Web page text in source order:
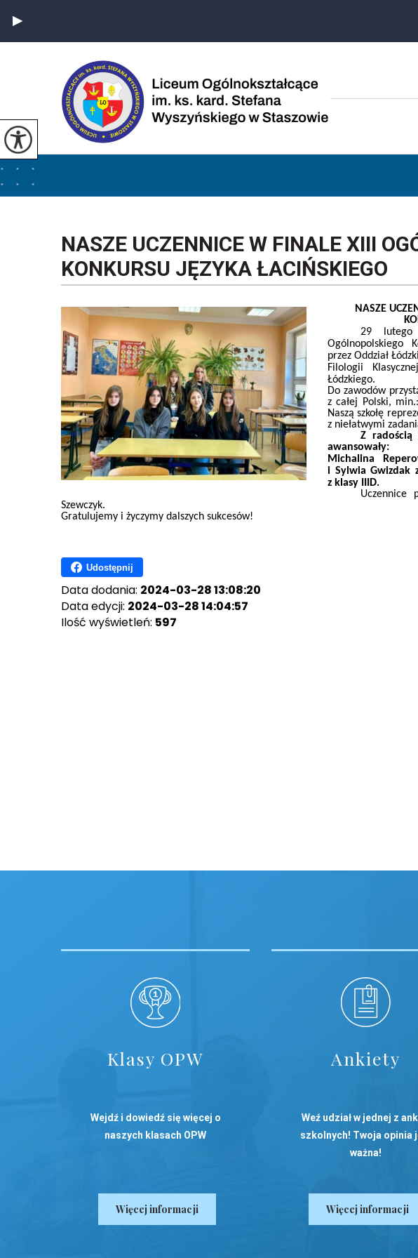
NASZE UCZENNICE W FINALE XIII
KONKURSU JĘZYKA ŁACIŃSKIEGO
NASZE
29
Ogólnopolskiego
przez Oddział
Filologii
Łódzkiego.
Do zawodów
z całej Polski,
Naszą szkołę
z niełatwymi
Z radością
awansowały:
Michalina
i Sylwia Gwizdak
z klasy IIID.
Uczennice
Szewczyk.
Gratulujemy i życzymy dalszych sukcesów!
Udostępnij
Data dodania: 2024-03-28 13:08:20
Data edycji: 2024-03-28 14:04:57
Ilość wyświetleń: 597
Klasy OPW
Wejdź i dowiedź się więcej o
naszych klasach OPW
Więcej informacji
Ankiety
Weź udział w jednej z
szkolnych! Twoja opinia
ważna!
Więcej informacji